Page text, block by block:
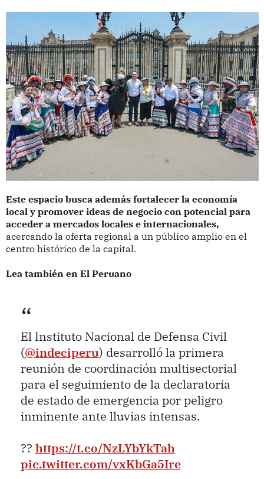
Este espacio busca además fortalecer la economía
local y promover ideas de negocio con potencial para
acceder a mercados locales e internacionales,
acercando la oferta regional a un público amplio en el
centro histórico de la capital.
Lea también en El Peruano
El Instituto Nacional de Defensa Civil
(@indeciperu) desarrolló la primera
reunión de coordinación multisectorial
para el seguimiento de la declaratoria
de estado de emergencia por peligro
inminente ante lluvias intensas.
?? https://t.co/NzLYbYkTah
pic.twitter.com/vxKbGa5Ire